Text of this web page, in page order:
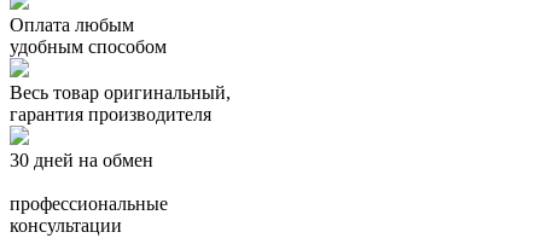
Оплата любым
удобным способом
Весь товар оригинальный,
гарантия производителя
30 дней на обмен
профессиональные
консультации